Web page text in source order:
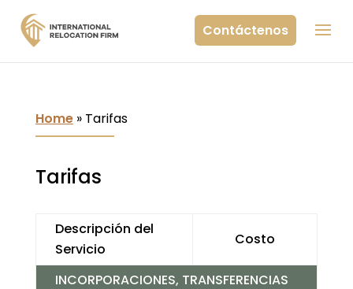
Contáctenos
Home» Tarifas
Tarifas
Descripción del
Servicio
Costo
INCORPORACIONES, TRANSFERENCIAS